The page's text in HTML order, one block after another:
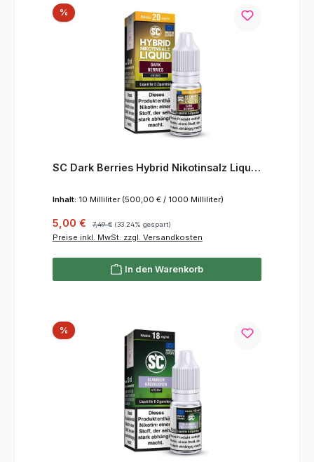
%Rabatt
SC Dark Berries Hybrid Nikotinsalz Liquid
Inhalt: 10 Milliliter (500,00 € / 1000 Milliliter)
Verkaufspreis:
5,00 € Regulärer Preis:
7,49 € (33.24% gespart)
Preise inkl. MwSt. zzgl. Versandkosten
In den Warenkorb
%Rabatt